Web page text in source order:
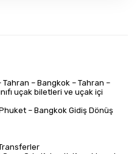
– Bangkok – Tahran –
uçak biletleri ve uçak içi
– Bangkok Gidiş Dönüş